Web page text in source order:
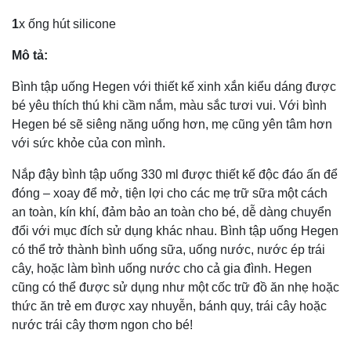
1x ống hút silicone
Mô tả:
Bình tập uống Hegen với thiết kế xinh xắn kiểu dáng được
bé yêu thích thú khi cầm nắm, màu sắc tươi vui. Với bình
Hegen bé sẽ siêng năng uống hơn, mẹ cũng yên tâm hơn
với sức khỏe của con mình.
Nắp đậy bình tập uống 330 ml được thiết kế độc đáo ấn để
đóng – xoay để mở, tiện lợi cho các mẹ trữ sữa một cách
an toàn, kín khí, đảm bảo an toàn cho bé, dễ dàng chuyển
đổi với mục đích sử dụng khác nhau. Bình tập uống Hegen
có thể trở thành bình uống sữa, uống nước, nước ép trái
cây, hoặc làm bình uống nước cho cả gia đình. Hegen
cũng có thể được sử dụng như một cốc trữ đồ ăn nhẹ hoặc
thức ăn trẻ em được xay nhuyễn, bánh quy, trái cây hoặc
nước trái cây thơm ngon cho bé!